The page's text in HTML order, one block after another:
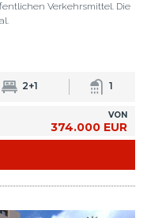
Verkehrsmittel. Die
2+1 1
VON
374.000 EUR